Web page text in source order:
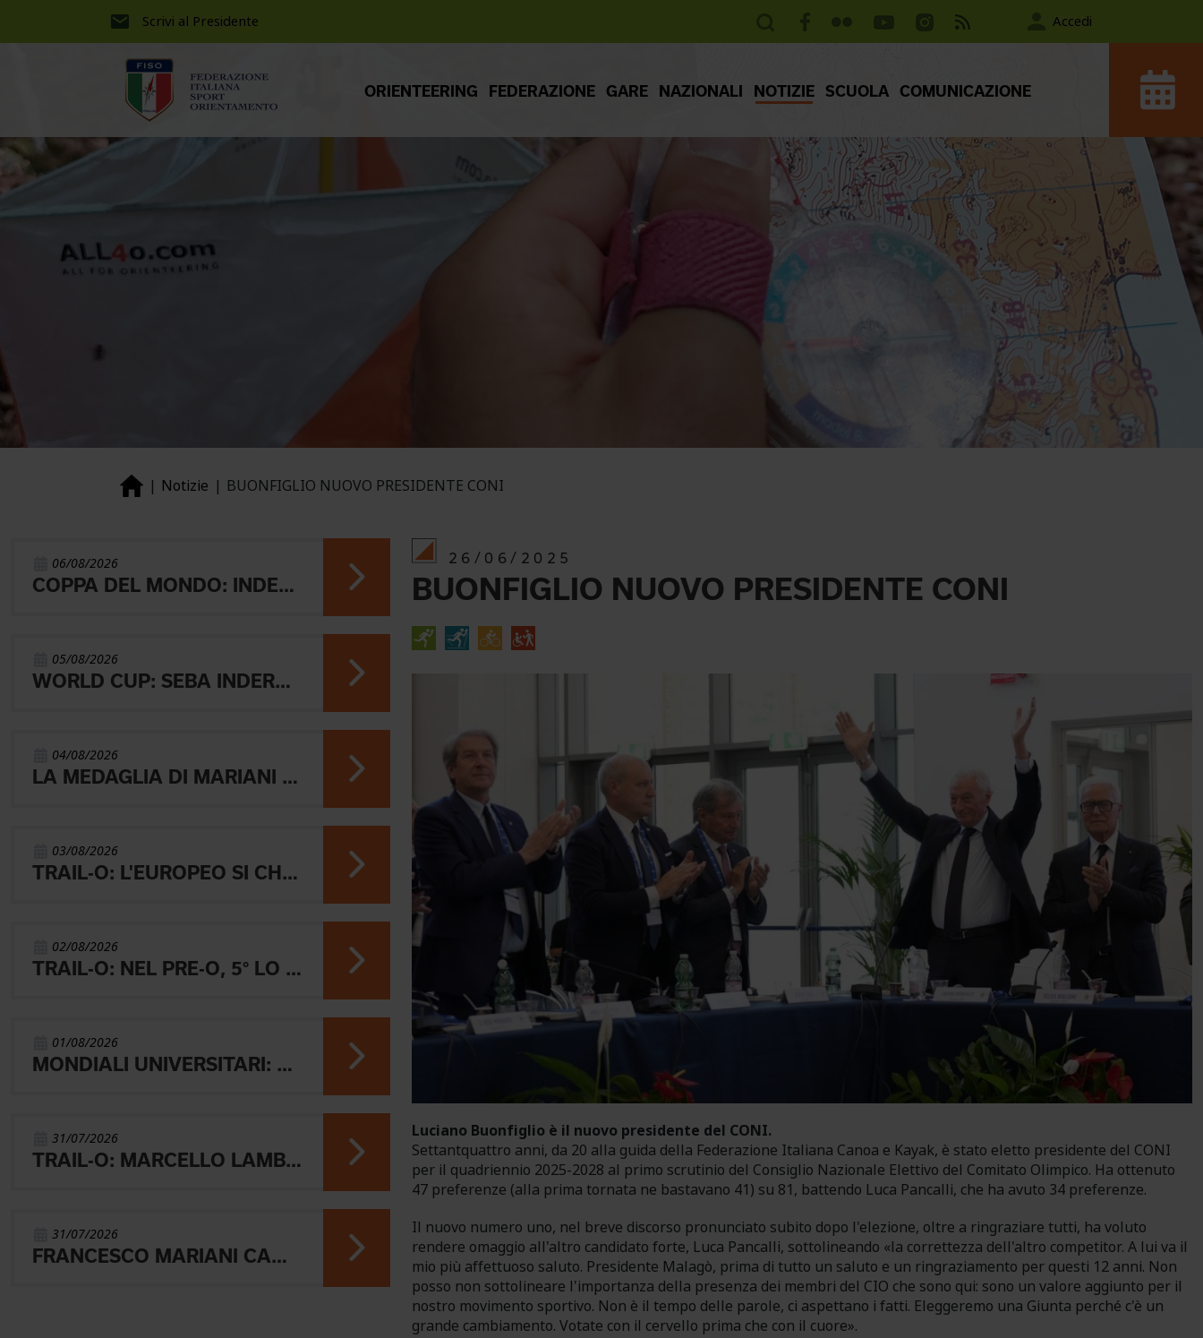
Scrivi al Presidente Accedi
ORIENTEERING FEDERAZIONE GARE NAZIONALI NOTIZIE SCUOLA COMUNICAZIONE
Notizie BUONFIGLIO NUOVO PRESIDENTE CONI
06/08/2026
COPPA DEL MONDO: INDERST 45° VINCONO AEBERSOLD E SVENSK
05/08/2026
WORLD CUP: SEBA INDERST ACCEDE ALLA FINALE A
04/08/2026
LA MEDAGLIA DI MARIANI E QUEL RICORDO CHE NON SVANISCE.
03/08/2026
TRAIL-O: L'EUROPEO SI CHIUDE CON L'ARGENTO JUNIOR, IL 4° PARALIMPICO E 5° OPEN
02/08/2026
TRAIL-O: NEL PRE-O, 5° LO JUNIOR LAMBERTINI E AARON GAIO 8°. NEI PARALIMPICI 20° GALVAN
01/08/2026
MONDIALI UNIVERSITARI: MARIANI CHIUDE 4° NELLA MIDDLE
31/07/2026
TRAIL-O: MARCELLO LAMBERTINI E' ARGENTO EUROPEO IN POLONIA
31/07/2026
FRANCESCO MARIANI CAMPIONE DEL MONDO UNIVERSITARIO NELLA SPRINT DI ORIENTEERING
26/06/2025
BUONFIGLIO NUOVO PRESIDENTE CONI
Luciano Buonfiglio è il nuovo presidente del CONI.
Settantquattro anni, da 20 alla guida della Federazione Italiana Canoa e Kayak, è stato eletto presidente del CONI
per il quadriennio 2025-2028 al primo scrutinio del Consiglio Nazionale Elettivo del Comitato Olimpico. Ha ottenuto
47 preferenze (alla prima tornata ne bastavano 41) su 81, battendo Luca Pancalli, che ha avuto 34 preferenze.
Il nuovo numero uno, nel breve discorso pronunciato subito dopo l'elezione, oltre a ringraziare tutti, ha voluto
rendere omaggio all'altro candidato forte, Luca Pancalli, sottolineando «la correttezza dell'altro competitor. A lui va il
mio più affettuoso saluto. Presidente Malagò, prima di tutto un saluto e un ringraziamento per questi 12 anni. Non
posso non sottolineare l'importanza della presenza dei membri del CIO che sono qui: sono un valore aggiunto per il
nostro movimento sportivo. Non è il tempo delle parole, ci aspettano i fatti. Eleggeremo una Giunta perché c'è un
grande cambiamento. Votate con il cervello prima che con il cuore».